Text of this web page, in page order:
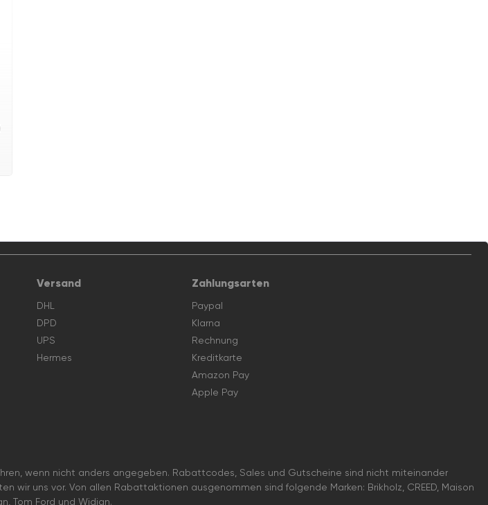
Versand
DHL
DPD
UPS
Hermes
Zahlungsarten
Paypal
Klarna
Rechnung
Kreditkarte
Amazon Pay
Apple Pay
wenn nicht anders angegeben. Rabattcodes, Sales und Gutscheine sind nicht miteinander
uns vor. Von allen Rabattaktionen ausgenommen sind folgende Marken: Brikholz, CREED, Maison
Tom Ford und Widian.